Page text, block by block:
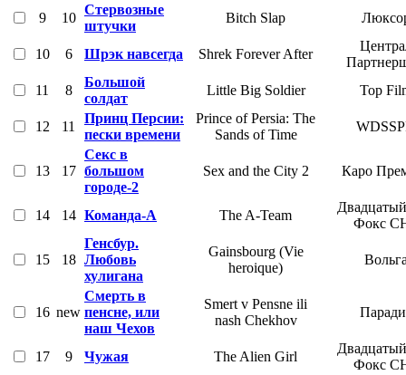
9 10
Стервозные
штучки
Bitch Slap
10 6 Шрэк навсегда Shrek Forever After
11
8
Большой
солдат
Little Big Soldier Top
12 11
Принц Персии:
пески времени
Prince of Persia: The
Sands of Time
13 17
Секс в
большом
городе-2
Sex and the City 2 Каро
14 14 Команда-А The A-Team
Фокс
15 18
Генсбур.
Любовь
хулигана
Gainsbourg (Vie
heroique)
16 new
Смерть в
пенсне, или
наш Чехов
Smert v Pensne ili
nash Chekhov
17 9 Чужая The Alien Girl
Фокс